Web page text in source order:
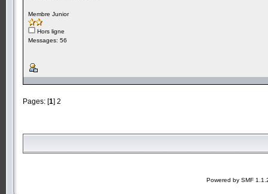
Membre Junior
Hors ligne
Messages: 56
Pages: [1] 2
Powered by SMF